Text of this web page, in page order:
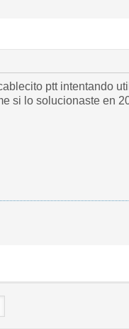
ptt intentando
si lo solucionaste en